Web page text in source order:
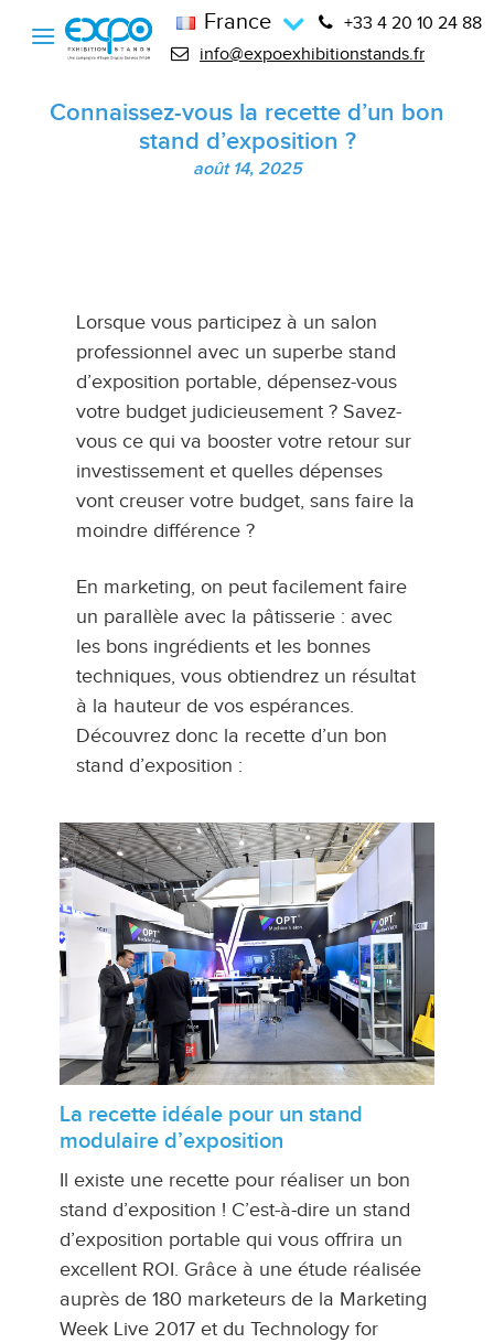
France
+33 4 20 10 24 88
info@expoexhibitionstands.fr
Connaissez-vous la recette d’un bon
stand d’exposition ?
août 14, 2025
Lorsque vous participez à un salon
professionnel avec un superbe stand
d’exposition portable, dépensez-vous
votre budget judicieusement ? Savez-
vous ce qui va booster votre retour sur
investissement et quelles dépenses
vont creuser votre budget, sans faire la
moindre différence ?
En marketing, on peut facilement faire
un parallèle avec la pâtisserie : avec
les bons ingrédients et les bonnes
techniques, vous obtiendrez un résultat
à la hauteur de vos espérances.
Découvrez donc la recette d’un bon
stand d’exposition :
La recette idéale pour un stand
modulaire d’exposition
Il existe une recette pour réaliser un bon
stand d’exposition ! C’est-à-dire un stand
d’exposition portable qui vous offrira un
excellent ROI. Grâce à une étude réalisée
auprès de 180 marketeurs de la Marketing
Week Live 2017 et du Technology for